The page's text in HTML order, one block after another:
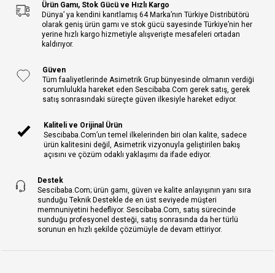
Ürün Gamı, Stok Gücü ve Hızlı Kargo
Dünya’ ya kendini kanıtlamış 64 Marka’nın Türkiye Distribütörü
olarak geniş ürün gamı ve stok gücü sayesinde Türkiye’nin her
yerine hızlı kargo hizmetiyle alışverişte mesafeleri ortadan
kaldırıyor.
Güven
Tüm faaliyetlerinde Asimetrik Grup bünyesinde olmanın verdiği
sorumlulukla hareket eden Sescibaba.Com gerek satış, gerek
satış sonrasındaki süreçte güven ilkesiyle hareket ediyor.
Kaliteli ve Orijinal Ürün
Sescibaba.Com’un temel ilkelerinden biri olan kalite, sadece
ürün kalitesini değil, Asimetrik vizyonuyla geliştirilen bakış
açısını ve çözüm odaklı yaklaşımı da ifade ediyor.
Destek
Sescibaba.Com; ürün gamı, güven ve kalite anlayışının yanı sıra
sunduğu Teknik Destekle de en üst seviyede müşteri
memnuniyetini hedefliyor. Sescibaba.Com, satış sürecinde
sunduğu profesyonel desteği, satış sonrasında da her türlü
sorunun en hızlı şekilde çözümüyle de devam ettiriyor.